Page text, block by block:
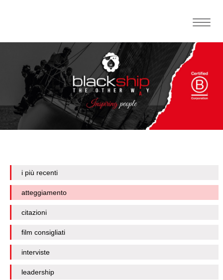
Toggle
i più recenti
atteggiamento
citazioni
film consigliati
interviste
leadership